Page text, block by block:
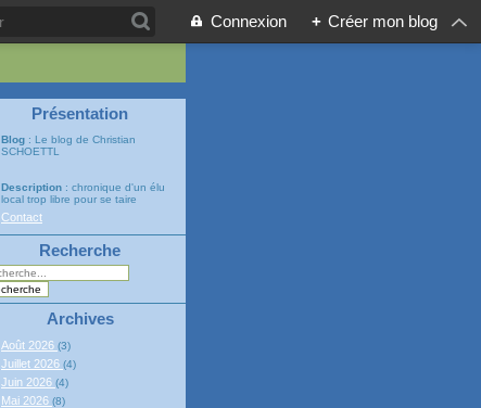
Connexion + Créer mon blog
Présentation
Blog : Le blog de Christian
SCHOETTL
Description : chronique d'un élu
local trop libre pour se taire
Contact
Recherche
Archives
Août 2026 (3)
Juillet 2026 (4)
Juin 2026 (4)
Mai 2026 (8)